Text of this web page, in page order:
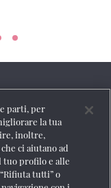
parti, per
la tua
inoltre,
ci aiutano ad
tuo profilo e alle
tutti” o